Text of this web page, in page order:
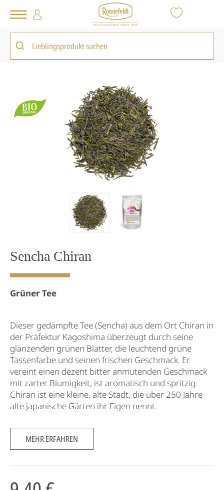
Tee Shop Tee-Kollektionen
zurück zur Artikelübersicht
Sencha Chiran
Grüner Tee
Dieser gedämpfte Tee (Sencha) aus dem Ort Chiran in
der Präfektur Kagoshima überzeugt durch seine
glänzenden grünen Blätter, die leuchtend grüne
Tassenfarbe und seinen frischen Geschmack. Er
vereint einen dezent bitter anmutenden Geschmack
mit zarter Blumigkeit, ist aromatisch und spritzig.
Chiran ist eine kleine, alte Stadt, die über 250 Jahre
alte japanische Gärten ihr Eigen nennt.
MEHR ERFAHREN